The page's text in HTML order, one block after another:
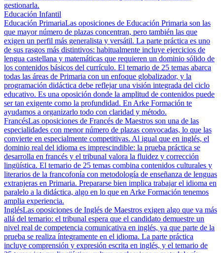
gestionarla.
Educación Infantil
Educación PrimariaLas oposiciones de Educación Primaria son las
que mayor número de plazas concentran, pero también las que
exigen un perfil más generalista y versátil. La parte práctica es uno
de sus rasgos más distintivos: habitualmente incluye ejercicios de
lengua castellana y matemáticas que requieren un dominio sólido de
los contenidos básicos del currículo. El temario de 25 temas abarca
todas las áreas de Primaria con un enfoque globalizador, y la
programación didáctica debe reflejar una visión integrada del ciclo
educativo. Es una oposición donde la amplitud de contenidos puede
ser tan exigente como la profundidad. En Arke Formación te
ayudamos a organizarlo todo con claridad y método.
FrancésLas oposiciones de Francés de Maestros son una de las
especialidades con menor número de plazas convocadas, lo que las
convierte en especialmente competitivas. Al igual que en inglés, el
dominio real del idioma es imprescindible: la prueba práctica se
desarrolla en francés y el tribunal valora la fluidez y corrección
lingüística. El temario de 25 temas combina contenidos culturales y
literarios de la francofonía con metodología de enseñanza de lenguas
extranjeras en Primaria. Prepararse bien implica trabajar el idioma en
paralelo a la didáctica, algo en lo que en Arke Formación tenemos
amplia experiencia.
InglésLas oposiciones de Inglés de Maestros exigen algo que va más
allá del temario: el tribunal espera que el candidato demuestre un
nivel real de competencia comunicativa en inglés, ya que parte de la
prueba se realiza íntegramente en el idioma. La parte práctica
incluye comprensión y expresión escrita en inglés, y el temario de